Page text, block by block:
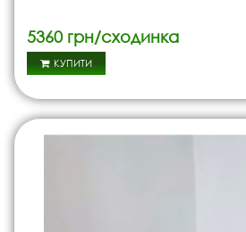
5360 грн/сходинка
КУПИТИ